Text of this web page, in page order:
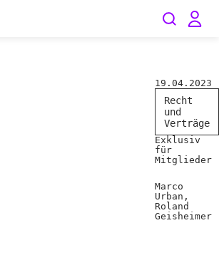
19.04.2023
Recht
und
Verträge
Exklusiv
für
Mitglieder
Marco
Urban,
Roland
Geisheimer